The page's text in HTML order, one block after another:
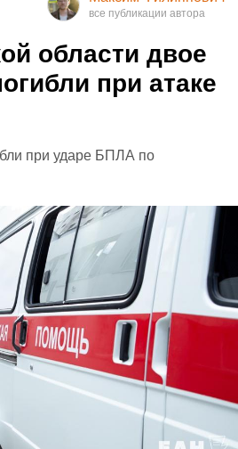
области двое
при атаке
при ударе БПЛА по